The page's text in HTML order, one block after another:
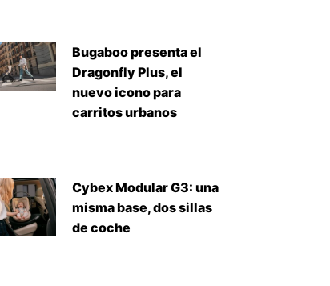
Bugaboo presenta el
Dragonfly Plus, el
nuevo icono para
carritos urbanos
Cybex Modular G3: una
misma base, dos sillas
de coche